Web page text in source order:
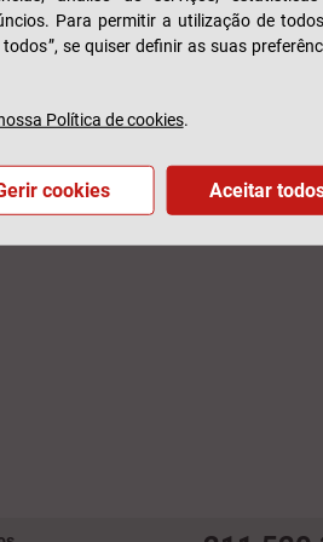
e segurança de dados e
da Generali em
administração maioritariamente
género, presidente
Para permitir a utilização de
se quiser definir as suas
Política de cookies.
cookies Aceitar